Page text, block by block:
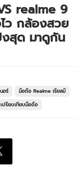
realme 9
ว กล้องสวย
สุด มาดูกัน
อร์
มือถือ Realme เรียลมี
เปรียบเทียบมือถือ